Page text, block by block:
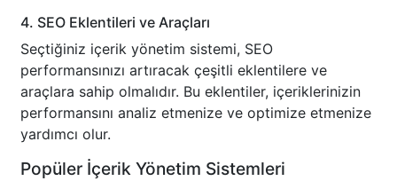
4. SEO Eklentileri ve Araçları
Seçtiğiniz içerik yönetim sistemi, SEO
performansınızı artıracak çeşitli eklentilere ve
araçlara sahip olmalıdır. Bu eklentiler, içeriklerinizin
performansını analiz etmenize ve optimize etmenize
yardımcı olur.
Popüler İçerik Yönetim Sistemleri